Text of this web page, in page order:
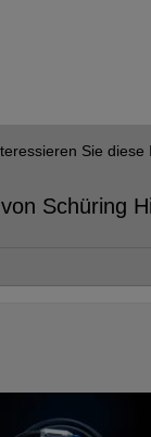
Sie diese
Schüring